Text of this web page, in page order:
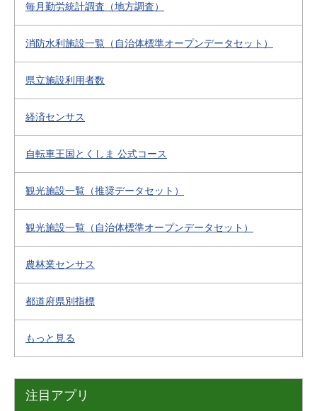
毎月勤労統計調査（地方調査）
消防水利施設一覧（自治体標準オープンデータセット）
県立施設利用者数
経済センサス
自転車王国とくしま 公式コース
観光施設一覧（推奨データセット）
観光施設一覧（自治体標準オープンデータセット）
農林業センサス
都道府県別指標
もっと見る
注目アプリ